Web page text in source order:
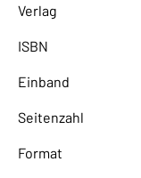
Verlag
ISBN
Einband
Seitenzahl
Format